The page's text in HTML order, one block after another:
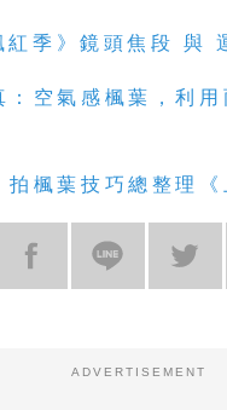
紅季》鏡頭焦段 與
：空氣感楓葉，利用
拍楓葉技巧總整理《
ADVERTISEMENT